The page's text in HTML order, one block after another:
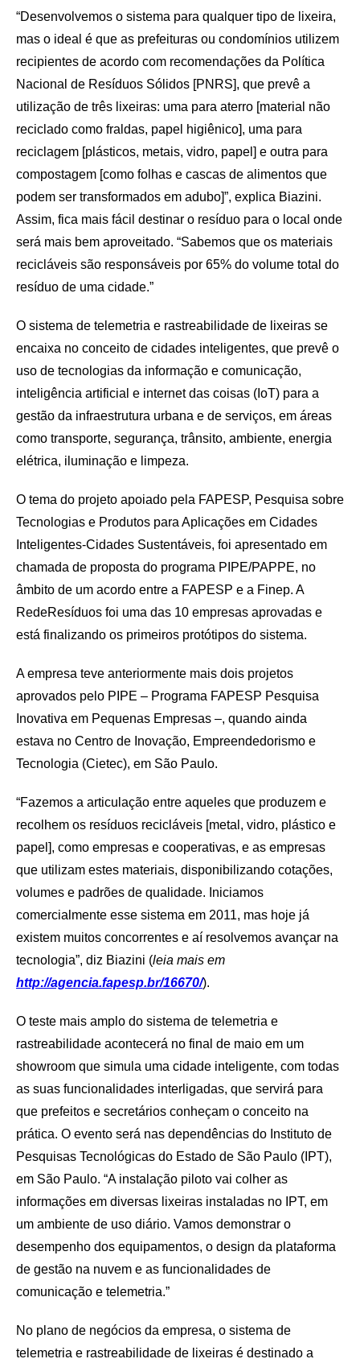
“Desenvolvemos o sistema para qualquer tipo de lixeira,
mas o ideal é que as prefeituras ou condomínios utilizem
recipientes de acordo com recomendações da Política
Nacional de Resíduos Sólidos [PNRS], que prevê a
utilização de três lixeiras: uma para aterro [material não
reciclado como fraldas, papel higiênico], uma para
reciclagem [plásticos, metais, vidro, papel] e outra para
compostagem [como folhas e cascas de alimentos que
podem ser transformados em adubo]”, explica Biazini.
Assim, fica mais fácil destinar o resíduo para o local onde
será mais bem aproveitado. “Sabemos que os materiais
recicláveis são responsáveis por 65% do volume total do
resíduo de uma cidade.”
O sistema de telemetria e rastreabilidade de lixeiras se
encaixa no conceito de cidades inteligentes, que prevê o
uso de tecnologias da informação e comunicação,
inteligência artificial e internet das coisas (IoT) para a
gestão da infraestrutura urbana e de serviços, em áreas
como transporte, segurança, trânsito, ambiente, energia
elétrica, iluminação e limpeza.
O tema do projeto apoiado pela FAPESP, Pesquisa sobre
Tecnologias e Produtos para Aplicações em Cidades
Inteligentes-Cidades Sustentáveis, foi apresentado em
chamada de proposta do programa PIPE/PAPPE, no
âmbito de um acordo entre a FAPESP e a Finep. A
RedeResíduos foi uma das 10 empresas aprovadas e
está finalizando os primeiros protótipos do sistema.
A empresa teve anteriormente mais dois projetos
aprovados pelo PIPE – Programa FAPESP Pesquisa
Inovativa em Pequenas Empresas –, quando ainda
estava no Centro de Inovação, Empreendedorismo e
Tecnologia (Cietec), em São Paulo.
“Fazemos a articulação entre aqueles que produzem e
recolhem os resíduos recicláveis [metal, vidro, plástico e
papel], como empresas e cooperativas, e as empresas
que utilizam estes materiais, disponibilizando cotações,
volumes e padrões de qualidade. Iniciamos
comercialmente esse sistema em 2011, mas hoje já
existem muitos concorrentes e aí resolvemos avançar na
tecnologia”, diz Biazini (leia mais em
http://agencia.fapesp.br/16670/).
O teste mais amplo do sistema de telemetria e
rastreabilidade acontecerá no final de maio em um
showroom que simula uma cidade inteligente, com todas
as suas funcionalidades interligadas, que servirá para
que prefeitos e secretários conheçam o conceito na
prática. O evento será nas dependências do Instituto de
Pesquisas Tecnológicas do Estado de São Paulo (IPT),
em São Paulo. “A instalação piloto vai colher as
informações em diversas lixeiras instaladas no IPT, em
um ambiente de uso diário. Vamos demonstrar o
desempenho dos equipamentos, o design da plataforma
de gestão na nuvem e as funcionalidades de
comunicação e telemetria.”
No plano de negócios da empresa, o sistema de
telemetria e rastreabilidade de lixeiras é destinado a